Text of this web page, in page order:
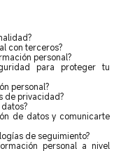
con terceros?
personal?
para proteger tu
personal?
de privacidad?
de datos y comunicarte
de seguimiento?
personal a nivel